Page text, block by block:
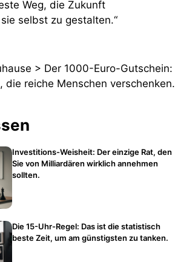
Weg, die Zukunft
selbst zu gestalten.“
> Der 1000-Euro-Gutschein:
die reiche Menschen verschenken.
Investitions-Weisheit: Der einzige Rat, den
Sie von Milliardären wirklich annehmen
sollten.
Die 15-Uhr-Regel: Das ist die statistisch
beste Zeit, um am günstigsten zu tanken.